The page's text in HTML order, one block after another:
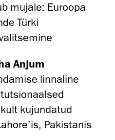
mujale: Euroopa
Türki
Anjum
linnaline
kujundatud
Pakistanis